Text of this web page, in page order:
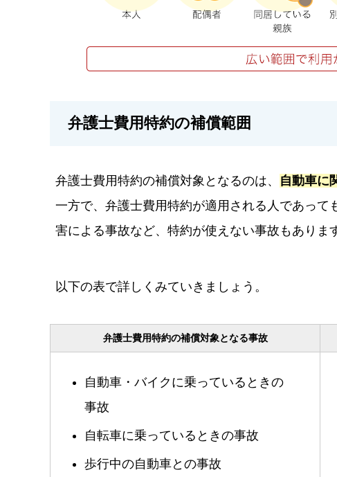
弁護士費用特約の補償範囲
弁護士費用特約の補償対象となるのは、 自動車に
一方で、弁護士費用特約が適用される人であって
害による事故など、特約が使えない事故もありま
以下の表で詳しくみていきましょう。
弁護士費用特約の補償対象となる事故
自動車・バイクに乗っているときの
事故
自転車に乗っているときの事故
歩行中の自動車との事故